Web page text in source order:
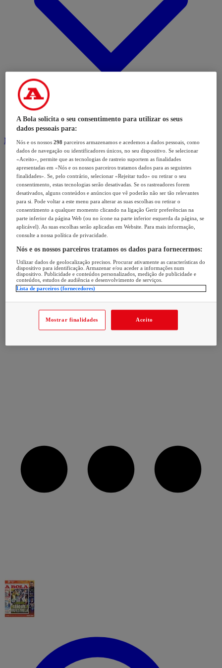
Modalidades
A Bola solicita o seu consentimento para utilizar os seus
dados pessoais para:
Nós e os nossos298 parceiros armazenamos e acedemos a dados pessoais, como
dados de navegação ou identificadores únicos, no seu dispositivo. Se selecionar
«Aceito», permite que as tecnologias de rastreio suportem as finalidades
apresentadas em «Nós e os nossos parceiros tratamos dados para as seguintes
finalidades». Se, pelo contrário, selecionar «Rejeitar tudo» ou retirar o seu
consentimento, estas tecnologias serão desativadas. Se os rastreadores forem
desativados, alguns conteúdos e anúncios que vê poderão não ser tão relevantes
para si. Pode voltar a este menu para alterar as suas escolhas ou retirar o
consentimento a qualquer momento clicando na ligação Gerir preferências na
parte inferior da página Web (ou no ícone na parte inferior esquerda da página, se
aplicável). As suas escolhas serão aplicadas em Website. Para mais informação,
consulte a nossa política de privacidade.
Nós e os nossos parceiros tratamos os dados para fornecermos:
Utilizar dados de geolocalização precisos. Procurar ativamente as características do
dispositivo para identificação. Armazenar e/ou aceder a informações num
dispositivo. Publicidade e conteúdos personalizados, medição de publicidade e
conteúdos, estudos de audiência e desenvolvimento de serviços.
Lista de parceiros (fornecedores)
Mostrar finalidades Aceito